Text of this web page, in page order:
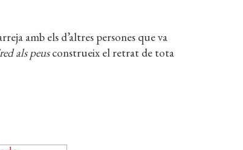
amb els d’altres persones que va
als peusconstrueix el retrat de tota